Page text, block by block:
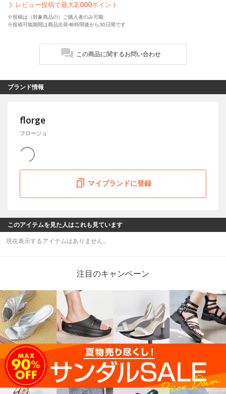
レビュー投稿で最大2,000ポイント
※投稿は（対象商品の）ご購入者のみ可能
※投稿可能期間は商品出荷48時間後から30日間です
この商品に関するお問い合わせ
ブランド情報
florge
フロージュ
マイブランドに登録
このアイテムを見た人はこれも見ています
現在表示するアイテムはありません。
注目のキャンペーン